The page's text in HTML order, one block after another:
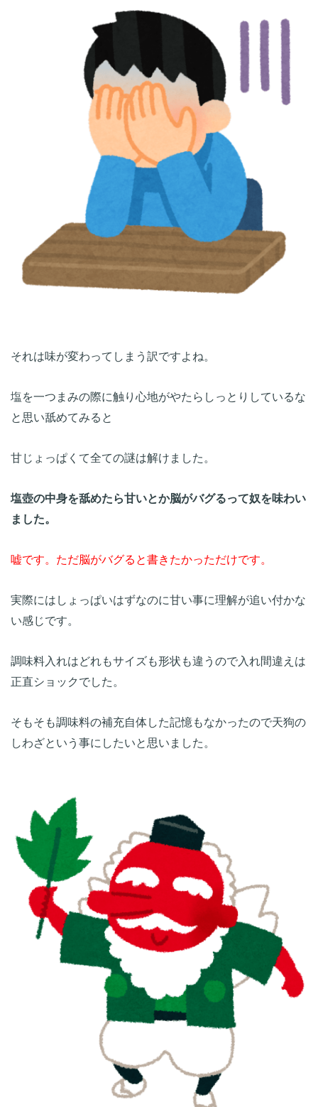
塩を一つまみの際に触り心地がやたらしっとりしているな
塩壺の中身を舐めたら甘いとか脳がバグるって奴を味わい
嘘です。ただ脳がバグると書きたかっただけです。
実際にはしょっぱいはずなのに甘い事に理解が追い付かな
調味料入れはどれもサイズも形状も違うので入れ間違えは
そもそも調味料の補充自体した記憶もなかったので天狗の
しわざという事にしたいと思いました。